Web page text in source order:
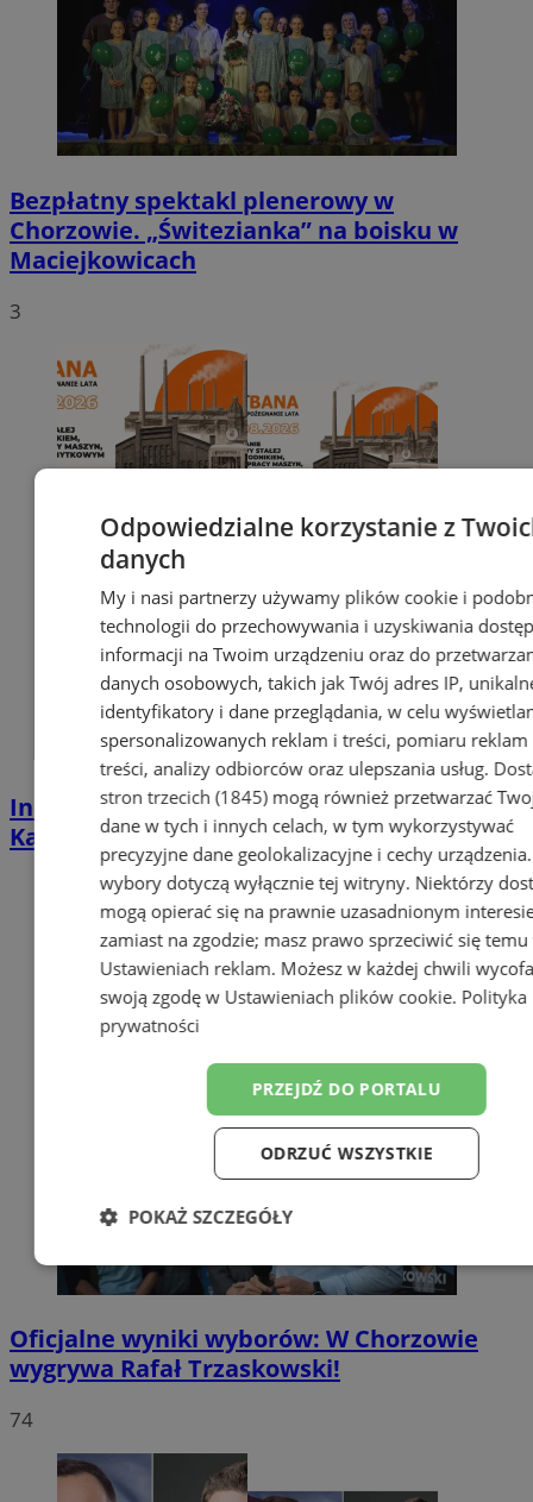
Bezpłatny spektakl plenerowy w
Chorzowie. „Świtezianka” na boisku w
Maciejkowicach
3
Industrialna podróż przez Chorzów i
Katowice. Nadchodzi HUTBANA 2026
Oficjalne wyniki wyborów: W Chorzowie
wygrywa Rafał Trzaskowski!
74
Odpowiedzialne korzystanie z
danych
My i nasi partnerzy używamy plików cookie i
technologii do przechowywania i uzyskiwania
informacji na Twoim urządzeniu oraz do
danych osobowych, takich jak Twój adres IP,
identyfikatory i dane przeglądania, w celu
spersonalizowanych reklam i treści, pomiaru reklam
treści, analizy odbiorców oraz ulepszania usług.
stron trzecich (1845)mogą również przetwarzać
dane w tych i innych celach, w tym wykorzystywać
precyzyjne dane geolokalizacyjne i cechy
wybory dotyczą wyłącznie tej witryny. Niektórzy
mogą opierać się na prawnie uzasadnionym
zamiast na zgodzie; masz prawo sprzeciwić się temu
Ustawieniach reklam. Możesz w każdej chwili
swoją zgodę w Ustawieniach plików cookie. Polityka
prywatności
PRZEJDŹ DO PORTALU
ODRZUĆ WSZYSTKIE
POKAŻ SZCZEGÓŁY
Niezbędne Wydajność
Funkcjonalność